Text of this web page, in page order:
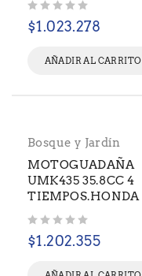
$1.023.278
AÑADIR AL CARRITO
Bosque y Jardín
MOTOGUADAÑA
UMK435 35.8CC 4
TIEMPOS.HONDA
$1.202.355